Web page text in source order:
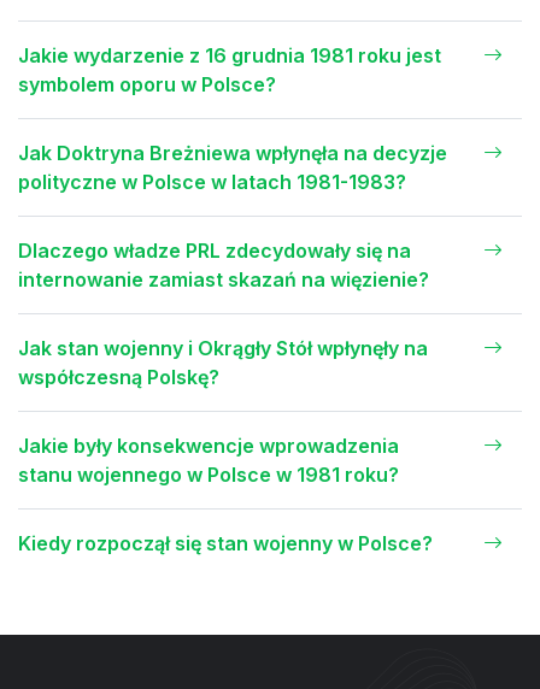
Jakie wydarzenie z 16 grudnia 1981 roku jest
symbolem oporu w Polsce?
Jak Doktryna Breżniewa wpłynęła na decyzje
polityczne w Polsce w latach 1981-1983?
Dlaczego władze PRL zdecydowały się na
internowanie zamiast skazań na więzienie?
Jak stan wojenny i Okrągły Stół wpłynęły na
współczesną Polskę?
Jakie były konsekwencje wprowadzenia
stanu wojennego w Polsce w 1981 roku?
Kiedy rozpoczął się stan wojenny w Polsce?